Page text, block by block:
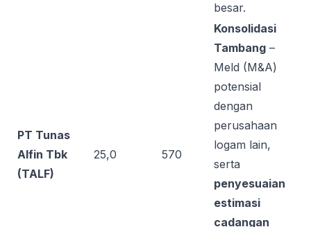
besar.
PT Tunas
Alfin Tbk
(TALF)
25,0 570
Konsolidasi
Tambang –
Meld (M&A)
potensial
dengan
perusahaan
logam lain,
serta
penyesuaian
estimasi
cadangan